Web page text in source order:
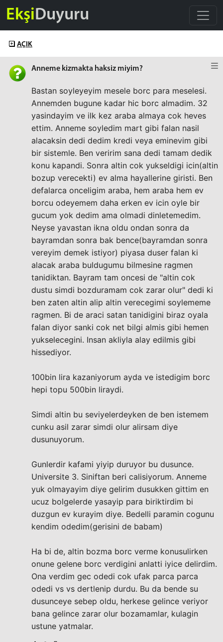
EkşiDuyuru
AÇIK
Anneme kizmakta haksiz miyim?
Bastan soyleyeyim mesele borc para meselesi.
Annemden bugune kadar hic borc almadim. 32
yasindayim ve ilk kez araba almaya cok heves
ettim. Anneme soyledim mart gibi falan nasil
alacaksin dedi dedim kredi veya eminevim gibi
bir sistemle. Ben veririm sana dedi tamam dedik
konu kapandi. Sonra altin cok yukseldigi icin(altin
bozup verecekti) ev alma hayallerine giristi. Ben
defalarca onceligim araba, hem araba hem ev
borcu odeyemem daha erken ev icin oyle bir
gucum yok dedim ama olmadi dinletemedim.
Neyse yavastan ikna oldu ondan sonra da
bayramdan sonra bak bence(bayramdan sonra
vereyim demek istiyor) piyasa duser falan ki
alacak araba buldugumu bilmesine ragmen
tanidiktan. Bayram tam oncesi de "altin cok
dustu simdi bozduramam cok zarar olur" dedi ki
ben zaten altin alip altin verecegimi soylememe
ragmen. Bi de araci satan tanidigini biraz oyala
falan diyor sanki cok net bilgi almis gibi hemen
yukselecegini. Insan akliyla alay edilmis gibi
hissediyor.
100bin lira kazaniyorum ayda ve istedigim borc
hepi topu 500bin liraydi.
Simdi altin bu seviyelerdeyken de ben istemem
cunku asil zarar simdi olur alirsam diye
dusunuyorum.
Gunlerdir kafami yiyip duruyor bu dusunce.
Universite 3. Siniftan beri calisiyorum. Anneme
yuk olmayayim diye gelirim dusukken gittim en
ucuz bolgelerde yasayip para biriktirdim bi
duzgun ev kurayim diye. Bedelli paramin cogunu
kendim odedim(gerisini de babam)
Ha bi de, altin bozma borc verme konusulirken
onune gelene borc verdigini anlatti iyice delirdim.
Ona verdim gec odedi cok ufak parca parca
odedi vs vs dertlenip durdu. Bu da bende su
dusunceye sebep oldu, herkese gelince veriyor
bana gelince zarar olur bozamamlar, kulagin
ustune yatmalar.